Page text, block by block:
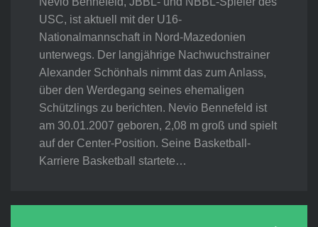
USC, ist aktuell mit der U16-
Nationalmannschaft in Nord-Mazedonien
unterwegs. Der langjährige Nachwuchstrainer
Alexander Schönhals nimmt das zum Anlass,
über den Werdegang seines ehemaligen
Schützlings zu berichten. Nevio Bennefeld ist
am 30.01.2007 geboren, 2,08 m groß und spielt
auf der Center-Position. Seine Basketball-
Karriere Basketball startete…